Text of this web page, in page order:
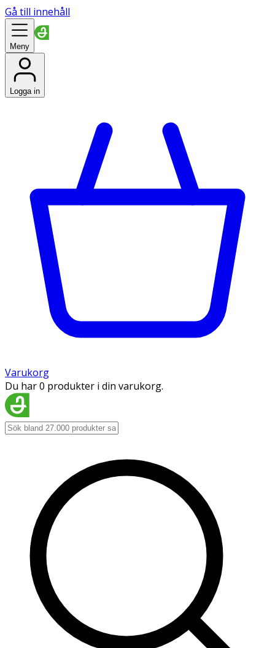
Gå till innehåll
Meny
Logga in
Varukorg
Du har 0 produkter i din varukorg.